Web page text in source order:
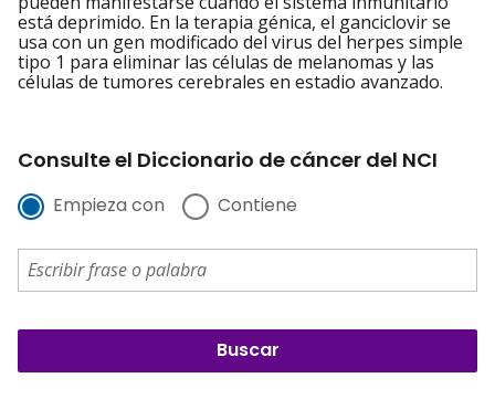
está deprimido. En la terapia génica, el ganciclovir se
usa con un gen modificado del virus del herpes simple
tipo 1 para eliminar las células de melanomas y las
células de tumores cerebrales en estadio avanzado.
Consulte el Diccionario de cáncer del NCI
Empieza con Contiene